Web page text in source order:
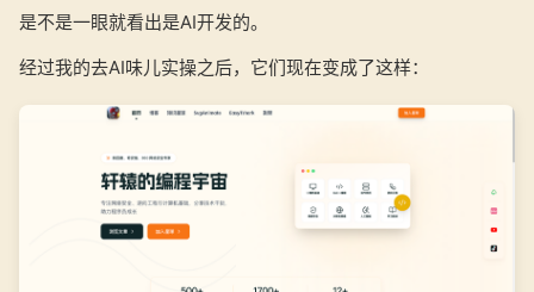
是不是一眼就看出是AI开发的。
经过我的去AI味儿实操之后，它们现在变成了这样：